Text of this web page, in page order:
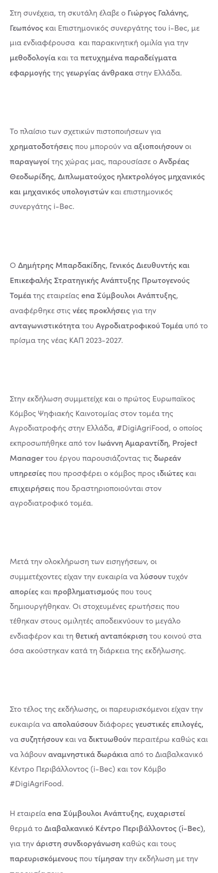
Στη συνέχεια, τη σκυτάλη έλαβε ο Γιώργος Γαλάνης,
Γεωπόνος και Επιστημονικός συνεργάτης του i-Bec, με
μια ενδιαφέρουσα και παρακινητική ομιλία για την
μεθοδολογία και ταπετυχημένα παραδείγματα
εφαρμογήςτηςγεωργίας άνθρακαστην Ελλάδα.
Το πλαίσιο των σχετικών πιστοποιήσεων για
χρηματοδοτήσειςπου μπορούν νααξιοποιήσουνοι
παραγωγοίτης χώρας μας, παρουσίασε οΑνδρέας
Θεοδωρίδης, Διπλωματούχος ηλεκτρολόγος μηχανικός
και μηχανικός υπολογιστών και επιστημονικός
συνεργάτης i-Bec.
Ο Δημήτρης Μπαρδακίδης, Γενικός Διευθυντής και
Επικεφαλής Στρατηγικής Ανάπτυξης Πρωτογενούς
Τομέατης εταιρείαςena Σύμβουλοι Ανάπτυξης,
αναφέρθηκε στιςνέες προκλήσειςγια την
ανταγωνιστικότητατου Αγροδιατροφικού Τομέα υπό το
πρίσμα της νέας ΚΑΠ 2023-2027.
Στην εκδήλωση συμμετείχε και ο πρώτος Ευρωπαϊκος
Κόμβος Ψηφιακής Καινοτομίας στον τομέα της
Αγροδιατροφής στην Ελλάδα, #DigiAgriFood, ο οποίος
εκπροσωπήθηκε από τον Ιωάννη Αμαραντίδη, Project
Managerτου έργου παρουσιάζοντας τιςδωρεάν
υπηρεσίεςπου προσφέρει ο κόμβος προς ιδιώτες και
επιχειρήσειςπου δραστηριοποιούνται στον
αγροδιατροφικό τομέα.
Μετά την ολοκλήρωση των εισηγήσεων, οι
συμμετέχοντες είχαν την ευκαιρία ναλύσουντυχόν
απορίες καιπροβληματισμούςπου τους
δημιουργήθηκαν. Οι στοχευμένες ερωτήσεις που
τέθηκαν στους ομιλητές αποδεικνύουν το μεγάλο
ενδιαφέρον και τη θετική ανταπόκρισητου κοινού στα
όσα ακούστηκαν κατά τη διάρκεια της εκδήλωσης.
Στο τέλος της εκδήλωσης, οι παρευρισκόμενοι είχαν την
ευκαιρία νααπολαύσουνδιάφορεςγευστικές επιλογές,
νασυζητήσουν και ναδικτυωθούνπεραιτέρω καθώς και
να λάβουναναμνηστικά δωράκιααπό το Διαβαλκανικό
Κέντρο Περιβάλλοντος (i-Bec) και τον Κόμβο
#DigiAgriFood.
Η εταιρείαena Σύμβουλοι Ανάπτυξης, ευχαριστεί
θερμά τοΔιαβαλκανικό Κέντρο Περιβάλλοντος (i-Bec),
για τηνάριστη συνδιοργάνωση καθώς και τους
παρευρισκόμενουςπου τίμησαντην εκδήλωση με την